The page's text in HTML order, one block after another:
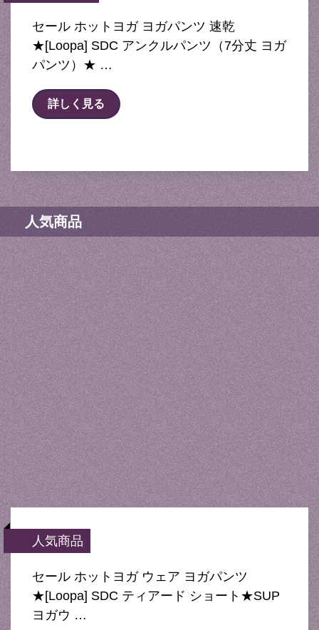
セール ホットヨガ ヨガパンツ 速乾
★[Loopa] SDC アンクルパンツ（7分丈 ヨガ
パンツ）★ …
詳しく見る
人気商品
人気商品
セール ホットヨガ ウェア ヨガパンツ
★[Loopa] SDC ティアード ショート★SUP
ヨガウ …